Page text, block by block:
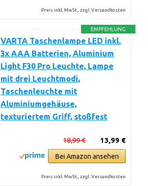
Preis inkl. MwSt., zzgl. Versandkosten
EMPFEHLUNG
VARTA Taschenlampe LED inkl.
3x AAA Batterien, Aluminium
Light F30 Pro Leuchte, Lampe
mit drei Leuchtmodi,
Taschenleuchte mit
Aluminiumgehäuse,
texturiertem Griff, stoßfest
13,99 €
18,99 €
Bei Amazon ansehen
Preis inkl. MwSt., zzgl. Versandkosten